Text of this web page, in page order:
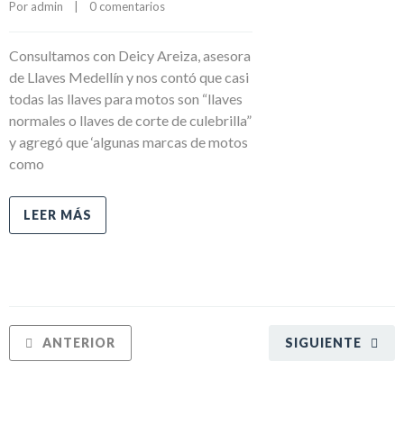
Por admin 0 comentarios
Consultamos con Deicy Areiza, asesora
de Llaves Medellín y nos contó que casi
todas las llaves para motos son “llaves
normales o llaves de corte de culebrilla”
y agregó que ‘algunas marcas de motos
como
LEER MÁS
SIGUIENTE
ANTERIOR